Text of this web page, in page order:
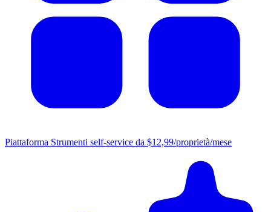
Piattaforma Strumenti self-service da $12,99/proprietà/mese